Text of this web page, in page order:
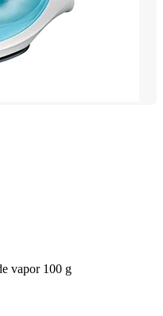
vapor 100 g